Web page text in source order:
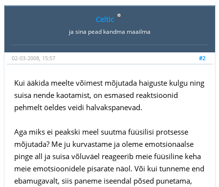
Celtic
ja sina pead kandma maailma
#2
02-03-2008, 15:57
Kui ääkida meelte võimest mõjutada haiguste kulgu ning
suisa nende kaotamist, on esmased reaktsioonid
pehmelt öeldes veidi halvakspanevad.
Aga miks ei peakski meel suutma füüsilisi protsesse
mõjutada? Me ju kurvastame ja oleme emotsionaalse
pinge all ja suisa võluväel reageerib meie füüsiline keha
meie emotsioonidele pisarate näol. Või kui tunneme end
ebamugavalt, siis paneme iseendal põsed punetama,